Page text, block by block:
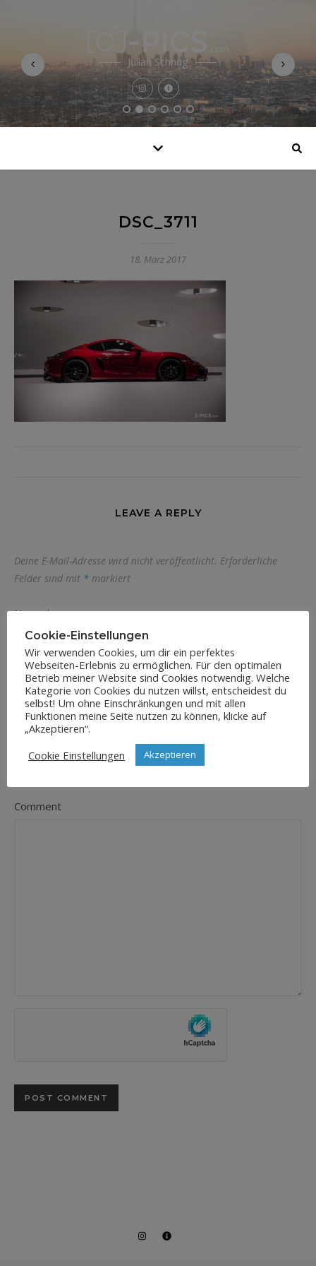
Julian Schnug
DSC_3711
18. März 2017
LEAVE A REPLY
Deine E-Mail-Adresse wird nicht veröffentlicht. Erforderliche
Felder sind mit * markiert
Name*
E-Mail-Adresse*
Comment
Cookie-Einstellungen
Wir verwenden Cookies, um dir ein perfektes
Webseiten-Erlebnis zu ermöglichen. Für den optimalen
Betrieb meiner Website sind Cookies notwendig. Welche
Kategorie von Cookies du nutzen willst, entscheidest du
selbst! Um ohne Einschränkungen und mit allen
Funktionen meine Seite nutzen zu können, klicke auf
„Akzeptieren“.
Cookie Einstellungen
Akzeptieren